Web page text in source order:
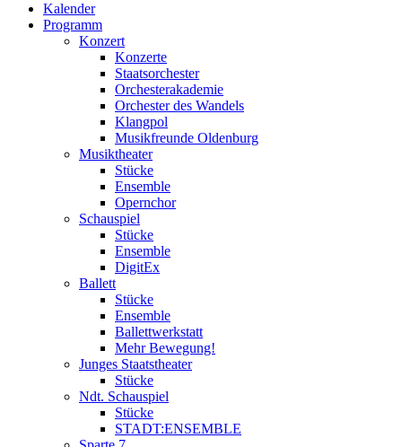
Kalender
Programm
Konzert
Konzerte
Staatsorchester
Orchesterakademie
Orchester des Wandels
Klangpol
Musikfreunde Oldenburg
Musiktheater
Stücke
Ensemble
Opernchor
Schauspiel
Stücke
Ensemble
DigitEx
Ballett
Stücke
Ensemble
Ballettwerkstatt
Mehr Bewegung!
Junges Staatstheater
Stücke
Ndt. Schauspiel
Stücke
STADT:ENSEMBLE